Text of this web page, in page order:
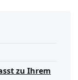
zu Ihrem